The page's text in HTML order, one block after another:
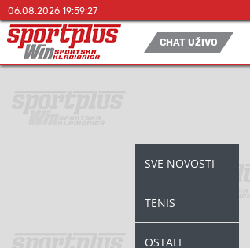
06.08.2026 19:59:27
CHAT UŽIVO
SVE NOVOSTI
TENIS
OSTALI